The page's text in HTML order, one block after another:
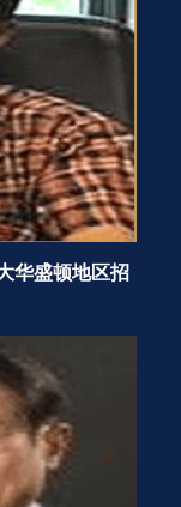
华盛顿地区招